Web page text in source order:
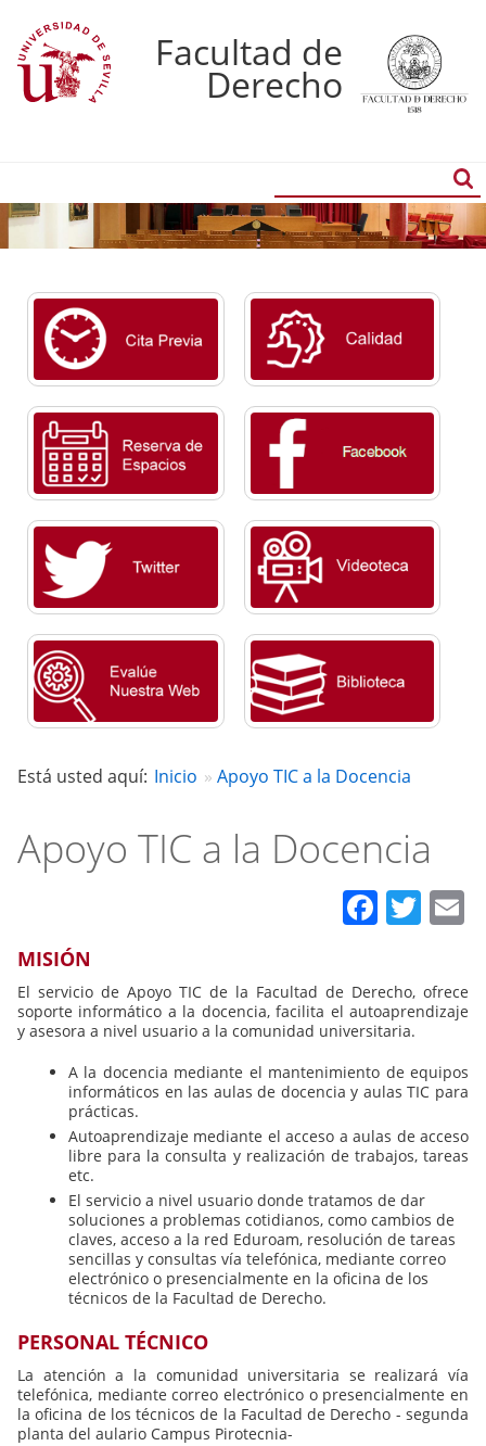
Facultad de
Derecho
Está usted aquí: Inicio Apoyo TIC a la Docencia
Apoyo TIC a la Docencia
MISIÓN
El servicio de Apoyo TIC de la Facultad de Derecho, ofrece
soporte informático a la docencia, facilita el autoaprendizaje
y asesora a nivel usuario a la comunidad universitaria.
A la docencia mediante el mantenimiento de equipos
informáticos en las aulas de docencia y aulas TIC para
prácticas.
Autoaprendizaje mediante el acceso a aulas de acceso
libre para la consulta y realización de trabajos, tareas
etc.
El servicio a nivel usuario donde tratamos de dar
soluciones a problemas cotidianos, como cambios de
claves, acceso a la red Eduroam, resolución de tareas
sencillas y consultas vía telefónica, mediante correo
electrónico o presencialmente en la oficina de los
técnicos de la Facultad de Derecho.
PERSONAL TÉCNICO
La atención a la comunidad universitaria se realizará vía
telefónica, mediante correo electrónico o presencialmente en
la oficina de los técnicos de la Facultad de Derecho - segunda
planta del aulario Campus Pirotecnia-